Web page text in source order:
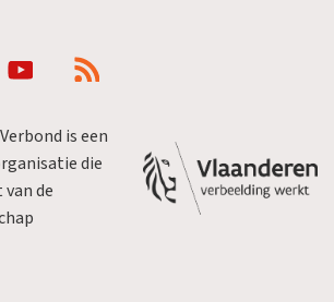
is een
die
de